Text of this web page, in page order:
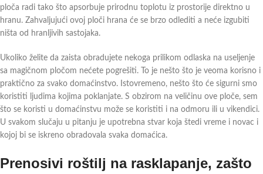
ploča radi tako što apsorbuje prirodnu toplotu iz prostorije direktno u
hranu. Zahvaljujući ovoj ploči hrana će se brzo odlediti a neće izgubiti
ništa od hranljivih sastojaka.
Ukoliko želite da zaista obradujete nekoga prilikom odlaska na useljenje
sa magičnom pločom nećete pogrešiti. To je nešto što je veoma korisno i
praktično za svako domaćinstvo. Istovremeno, nešto što će sigurni smo
koristiti ljudima kojima poklanjate. S obzirom na veličinu ove ploče, sem
što se koristi u domaćinstvu može se koristiti i na odmoru ili u vikendici.
U svakom slučaju u pitanju je upotrebna stvar koja štedi vreme i novac i
kojoj bi se iskreno obradovala svaka domaćica.
Prenosivi roštilj na rasklapanje, zašto